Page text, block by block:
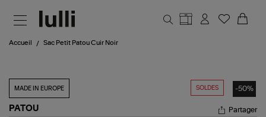
Accueil Sac Petit Patou Cuir Noir
SOLDES -50%
MADE IN EUROPE
PATOU Partager